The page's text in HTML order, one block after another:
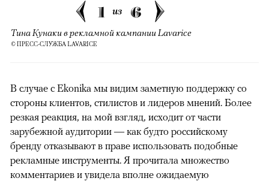
1 из 6
Тина Кунаки в рекламной кампании Lavarice
© ПРЕСС-СЛУЖБА LAVARICE
В случае с Ekonika мы видим заметную поддержку со
стороны клиентов, стилистов и лидеров мнений. Более
резкая реакция, на мой взгляд, исходит от части
зарубежной аудитории — как будто российскому
бренду отказывают в праве использовать подобные
рекламные инструменты. Я прочитала множество
комментариев и увидела вполне ожидаемую